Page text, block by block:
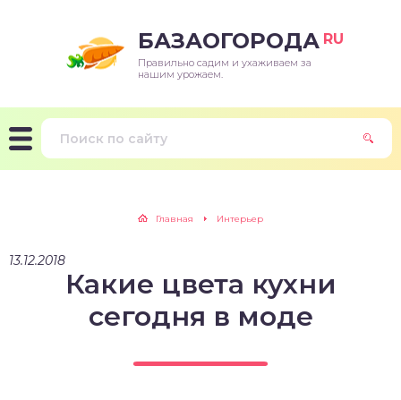
БАЗАОГОРОДА RU
Правильно садим и ухаживаем за
нашим урожаем.
Главная Интерьер
13.12.2018
Какие цвета кухни
сегодня в моде